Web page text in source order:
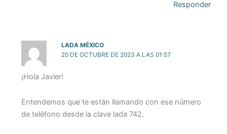
Responder
LADA MÉXICO
20 DE OCTUBRE DE 2023 A LAS 01:57
¡Hola Javier!
Entendemos que te están llamando con ese número
de teléfono desde la clave lada 742.